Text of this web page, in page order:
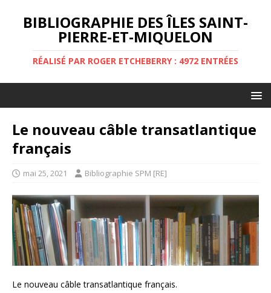
BIBLIOGRAPHIE DES ÎLES SAINT-
PIERRE-ET-MIQUELON
RÉALISÉ PAR ROGER ETCHEBERRY : 4972 ENTRÉES
Le nouveau câble transatlantique
français
mai 25, 2021 Bibliographie SPM [RE]
Le nouveau câble transatlantique français.